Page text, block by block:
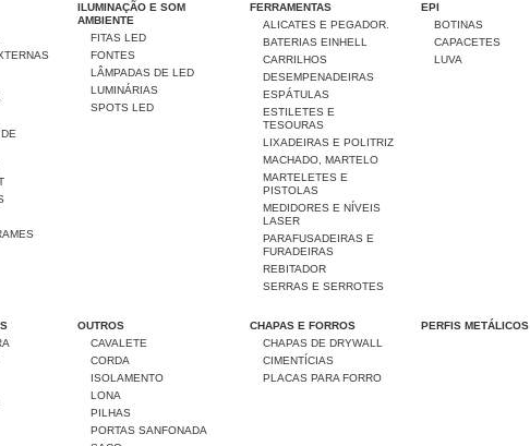
ILUMINAÇÃO E SOM
AMBIENTE
FITAS LED
FONTES
LÂMPADAS DE LED
LUMINÁRIAS
SPOTS LED
FERRAMENTAS
ALICATES E PEGADOR.
BATERIAS EINHELL
CARRILHOS
DESEMPENADEIRAS
ESPÁTULAS
ESTILETES E
TESOURAS
LIXADEIRAS E POLITRIZ
MACHADO, MARTELO
MARTELETES E
PISTOLAS
MEDIDORES E NÍVEIS
LASER
PARAFUSADEIRAS E
FURADEIRAS
REBITADOR
SERRAS E SERROTES
EPI
BOTINAS
CAPACETES
LUVA
OUTROS
CAVALETE
CORDA
ISOLAMENTO
LONA
PILHAS
PORTAS SANFONADA
CHAPAS E FORROS
CHAPAS DE DRYWALL
CIMENTÍCIAS
PLACAS PARA FORRO
PERFIS METÁLICOS